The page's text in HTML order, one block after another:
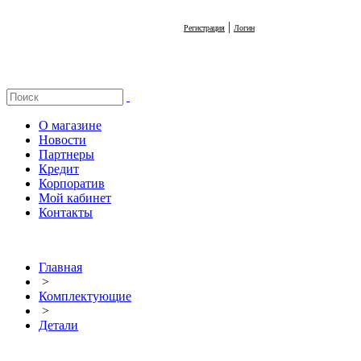
Регистрация | Логин
О магазине
Новости
Партнеры
Кредит
Корпоратив
Мой кабинет
Контакты
Главная
>
Комплектующие
>
Детали